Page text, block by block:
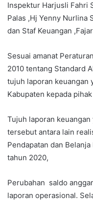
Inspektur Harjusli Fahri
Palas ,Hj Yenny Nurlina
dan Staf Keuangan
Sesuai amanat
2010 tentang Standard
tujuh laporan keuangan
Kabupaten kepada pihak
Tujuh laporan keuangan
tersebut antara lain
Pendapatan dan
tahun 2020,
Perubahan saldo
laporan operasional.